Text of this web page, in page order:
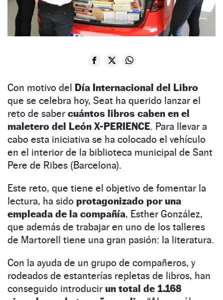
Con motivo del Día Internacional del Libro
que se celebra hoy, Seat ha querido lanzar el
reto de saber cuántos libros caben en el
maletero del León X-PERIENCE. Para llevar a
cabo esta iniciativa se ha colocado el vehículo
en el interior de la biblioteca municipal de Sant
Pere de Ribes (Barcelona).
Este reto, que tiene el objetivo de fomentar la
lectura, ha sido protagonizado por una
empleada de la compañía, Esther González,
que además de trabajar en uno de los talleres
de Martorell tiene una gran pasión: la literatura.
Con la ayuda de un grupo de compañeros, y
rodeados de estanterías repletas de libros, han
conseguido introducir un total de 1.168